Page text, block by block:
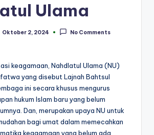
Ulama
Oktober 2, 2024
No Comments
keagamaan, Nahdlatul Ulama (NU)
yang disebut Lajnah Bahtsul
ini secara khusus mengurus
hukum Islam baru yang belum
Dan, merupakan upaya NU untuk
bagi umat dalam memecahkan
keagamaan yang belum ada